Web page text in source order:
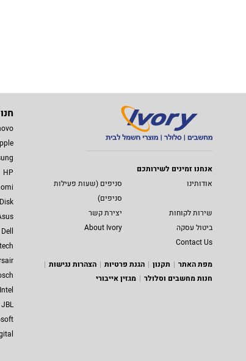
אנחנו זמינים לשירותכם
אודותינו
סניפים (שעות פעילות
סניפים)
שירות לקוחות
יצירת קשר
ביטול עסקה
About Ivory
Contact Us
מפת האתר
תקנון הגנת פרטיות
הצהרות נגישות
חנות מחשבים וסלולר
מגזין אייבורי
HP
Dell
Intel
JBL